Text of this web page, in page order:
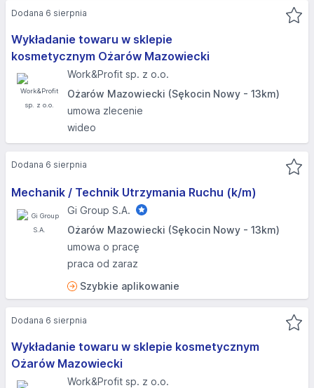
Wykładanie towaru w sklepie
kosmetycznym Ożarów Mazowiecki
Work&Profit sp. z o.o.
Ożarów Mazowiecki (Sękocin Nowy - 13km)
umowa zlecenie
wideo
Dodana 6 sierpnia
Mechanik / Technik Utrzymania Ruchu (k/m)
Gi Group S.A.
Ożarów Mazowiecki (Sękocin Nowy - 13km)
umowa o pracę
praca od zaraz
Szybkie aplikowanie
Dodana 6 sierpnia
Wykładanie towaru w sklepie kosmetycznym
Ożarów Mazowiecki
Work&Profit sp. z o.o.
Dodana 6 sierpnia